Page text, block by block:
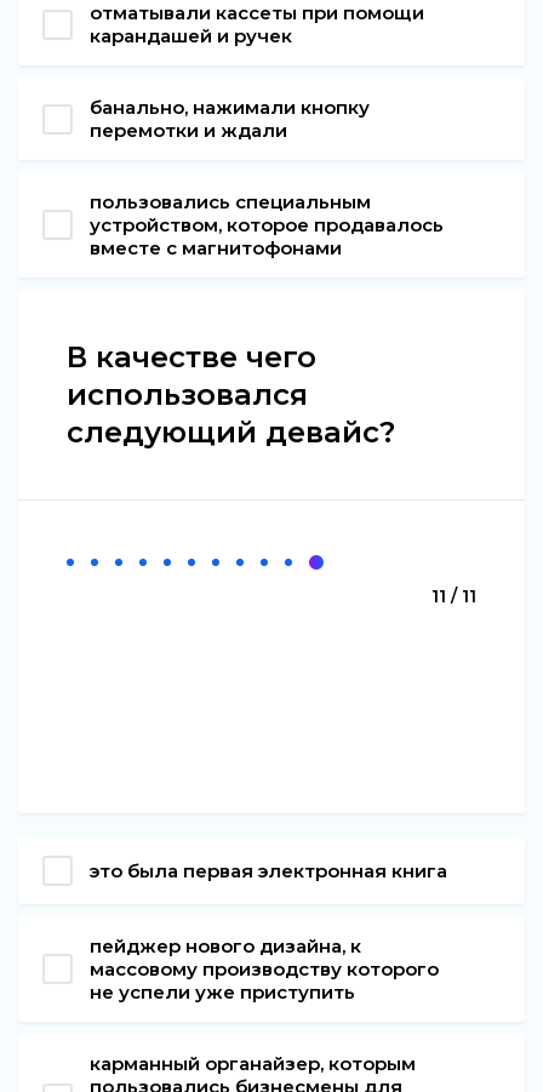
отматывали кассеты при помощи
карандашей и ручек
банально, нажимали кнопку
перемотки и ждали
пользовались специальным
устройством, которое продавалось
вместе с магнитофонами
В качестве чего
использовался
следующий девайс?
11 / 11
это была первая электронная книга
пейджер нового дизайна, к
массовому производству которого
не успели уже приступить
карманный органайзер, которым
пользовались бизнесмены для